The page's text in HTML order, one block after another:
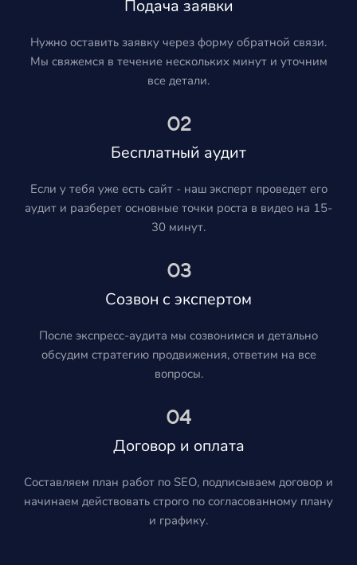
Подача заявки
Нужно оставить заявку через форму обратной связи.
Мы свяжемся в течение нескольких минут и уточним
все детали.
02
Бесплатный аудит
Если у тебя уже есть сайт - наш эксперт проведет его
аудит и разберет основные точки роста в видео на 15-
30 минут.
03
Созвон с экспертом
После экспресс-аудита мы созвонимся и детально
обсудим стратегию продвижения, ответим на все
вопросы.
04
Договор и оплата
Составляем план работ по SEO, подписываем договор и
начинаем действовать строго по согласованному плану
и графику.